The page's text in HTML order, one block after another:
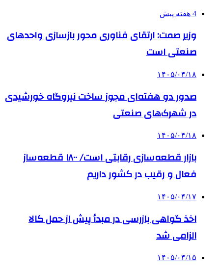
4 هفته پیش
وزیر صمت: ارتقای فناوری محور بازسازی واحدهای
صنعتی است
۱۴۰۵/۰۴/۱۸
صدور دو هفته‌ای مجوز ساخت نیروگاه خورشیدی
در شهرک‌های صنعتی
۱۴۰۵/۰۴/۱۸
بازار قطعه‌سازی رقابتی است/ ۱۸۰۰ قطعه‌ساز
فعال و رقیب در کشور داریم
۱۴۰۵/۰۴/۱۷
اخذ گواهی بازرسی در مبدأ پیش از حمل کالا
الزامی شد
۱۴۰۵/۰۴/۱۵